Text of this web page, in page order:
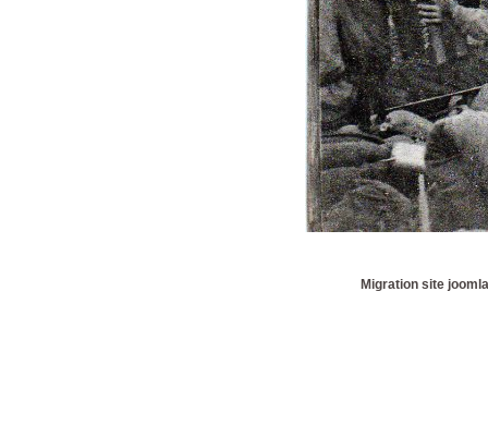
Migration site joomla